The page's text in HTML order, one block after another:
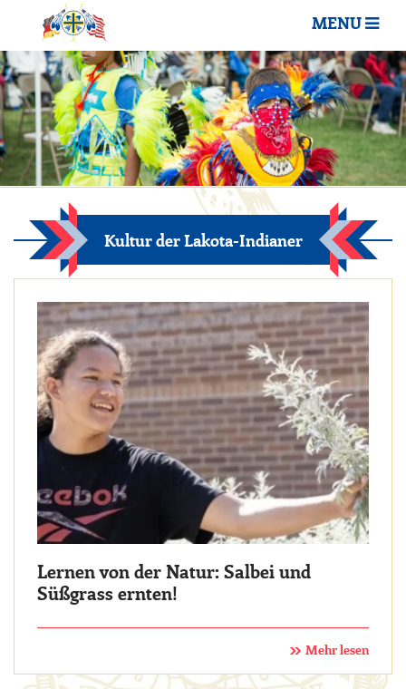
MENU
Kultur der Lakota-Indianer
Lernen von der Natur: Salbei und
Süßgrass ernten!
Mehr lesen